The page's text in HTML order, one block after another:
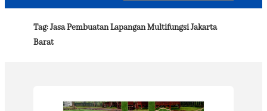
Tag:Jasa Pembuatan Lapangan Multifungsi Jakarta
Barat